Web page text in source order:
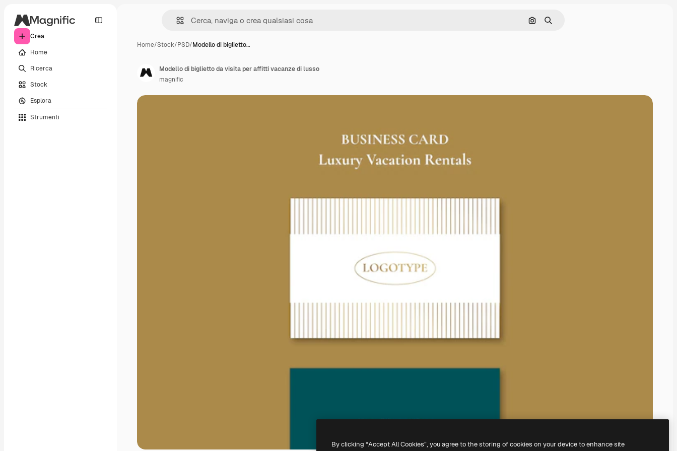
Crea
Home
Ricerca
Stock
Esplora
Strumenti
Cerca per immagine
Ricerca
Home/Stock/PSD/Modello di biglietto…
Modello di biglietto da visita per affitti vacanze di lusso
magnific
By clicking “Accept All Cookies”, you agree to the storing of cookies on your device to enhance site